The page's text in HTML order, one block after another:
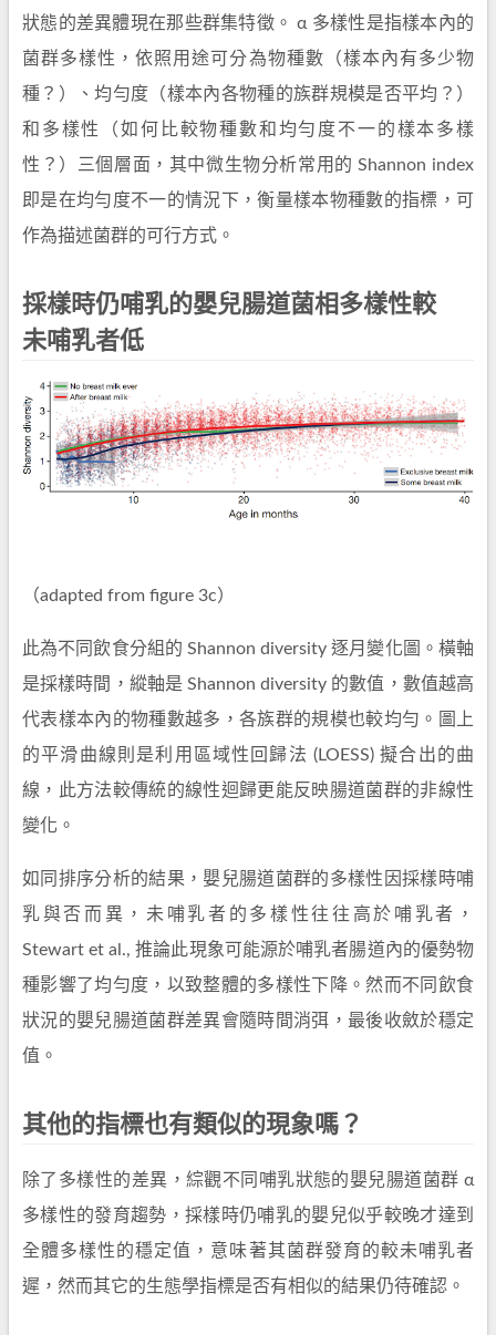
狀態的差異體現在那些群集特徵。 α 多樣性是指樣本內的
菌群多樣性，依照用途可分為物種數（樣本內有多少物
種？）、均勻度（樣本內各物種的族群規模是否平均？）
和多樣性（如何比較物種數和均勻度不一的樣本多樣
性？）三個層面，其中微生物分析常用的 Shannon index
即是在均勻度不一的情況下，衡量樣本物種數的指標，可
作為描述菌群的可行方式。
採樣時仍哺乳的嬰兒腸道菌相多樣性較
未哺乳者低
（adapted from figure 3c）
此為不同飲食分組的 Shannon diversity 逐月變化圖。橫軸
是採樣時間，縱軸是 Shannon diversity 的數值，數值越高
代表樣本內的物種數越多，各族群的規模也較均勻。圖上
的平滑曲線則是利用區域性回歸法 (LOESS) 擬合出的曲
線，此方法較傳統的線性迴歸更能反映腸道菌群的非線性
變化。
如同排序分析的結果，嬰兒腸道菌群的多樣性因採樣時哺
乳與否而異，未哺乳者的多樣性往往高於哺乳者，
Stewart et al., 推論此現象可能源於哺乳者腸道內的優勢物
種影響了均勻度，以致整體的多樣性下降。然而不同飲食
狀況的嬰兒腸道菌群差異會隨時間消弭，最後收斂於穩定
值。
其他的指標也有類似的現象嗎？
除了多樣性的差異，綜觀不同哺乳狀態的嬰兒腸道菌群 α
多樣性的發育趨勢，採樣時仍哺乳的嬰兒似乎較晚才達到
全體多樣性的穩定值，意味著其菌群發育的較未哺乳者
遲，然而其它的生態學指標是否有相似的結果仍待確認。